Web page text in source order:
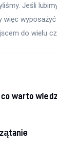
Jeśli
więc wyposażyć
do wielu
co warto